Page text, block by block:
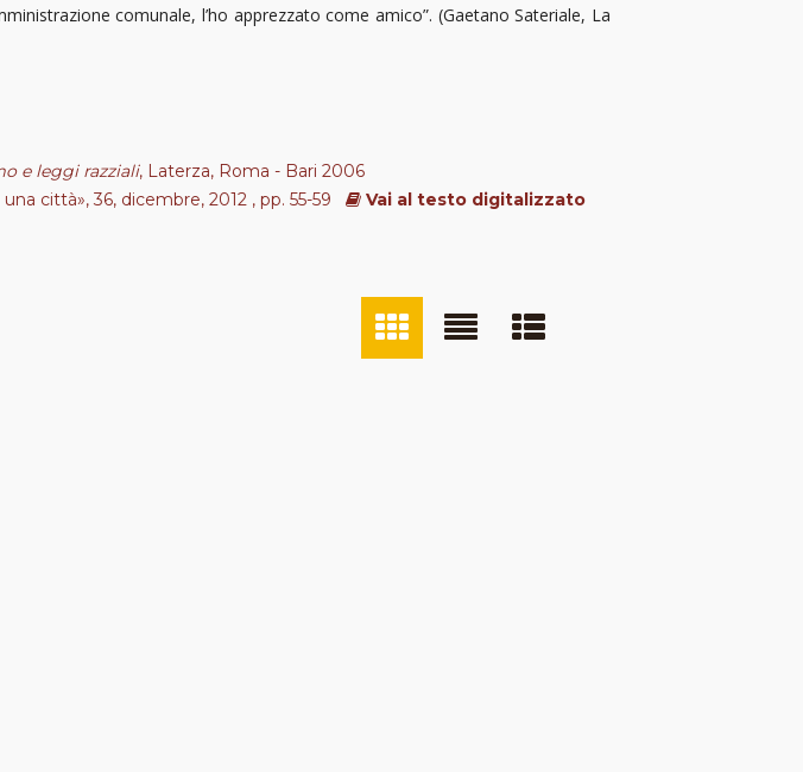
comunale, l’ho apprezzato come amico”. (Gaetano Sateriale, La
e leggi razziali, Laterza, Roma - Bari 2006
una città», 36, dicembre, 2012 , pp. 55-59 Vai al testo digitalizzato